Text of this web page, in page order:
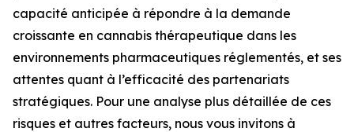
capacité anticipée à répondre à la demande
croissante en cannabis thérapeutique dans les
environnements pharmaceutiques réglementés, et ses
attentes quant à l’efficacité des partenariats
stratégiques. Pour une analyse plus détaillée de ces
risques et autres facteurs, nous vous invitons à